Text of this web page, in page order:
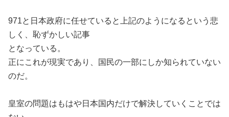
971と日本政府に任せていると上記のようになるという悲
しく、恥ずかしい記事
となっている。
正にこれが現実であり、国民の一部にしか知られていない
のだ。
皇室の問題はもはや日本国内だけで解決していくことでは